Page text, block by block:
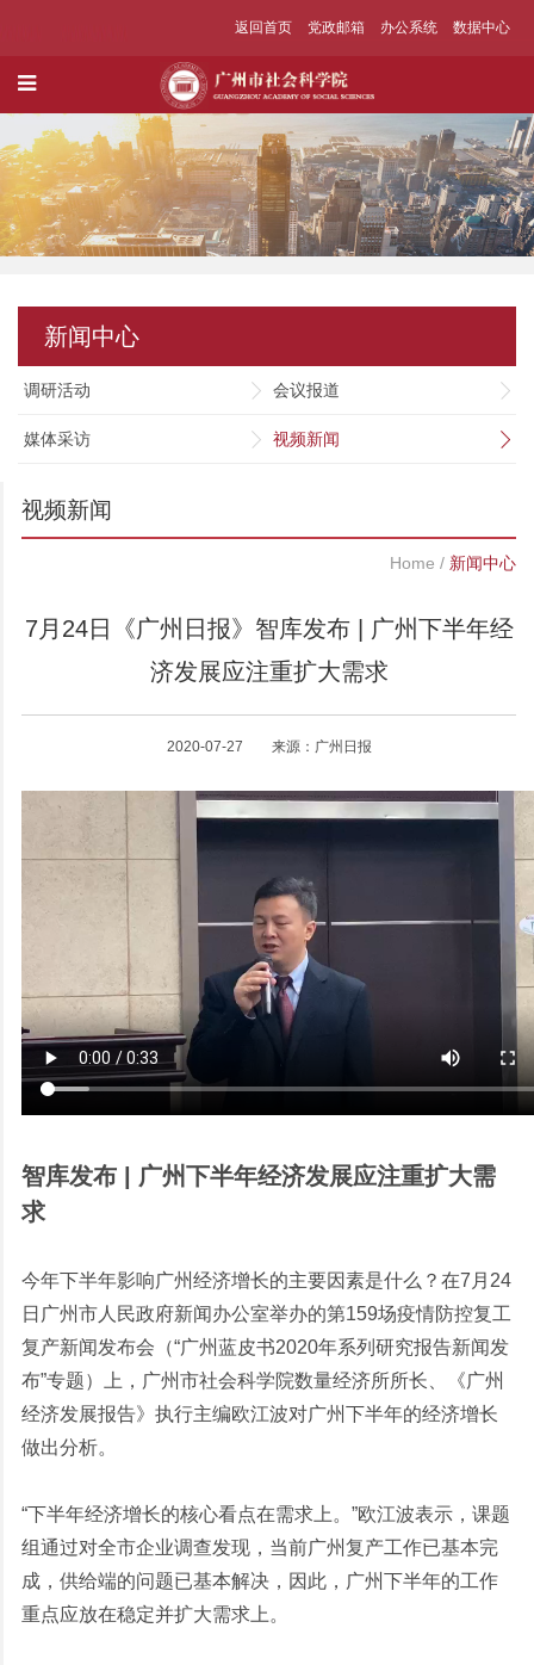
返回首页 党政邮箱 办公系统 数据中心
新闻中心
调研活动 会议报道
媒体采访 视频新闻
视频新闻
Home / 新闻中心
7月24日《广州日报》智库发布 | 广州下半年经
济发展应注重扩大需求
2020-07-27 来源：广州日报
智库发布 | 广州下半年经济发展应注重扩大需
求
今年下半年影响广州经济增长的主要因素是什么？在7月24
日广州市人民政府新闻办公室举办的第159场疫情防控复工
复产新闻发布会（“广州蓝皮书2020年系列研究报告新闻发
布”专题）上，广州市社会科学院数量经济所所长、《广州
经济发展报告》执行主编欧江波对广州下半年的经济增长
做出分析。
“下半年经济增长的核心看点在需求上。”欧江波表示，课题
组通过对全市企业调查发现，当前广州复产工作已基本完
成，供给端的问题已基本解决，因此，广州下半年的工作
重点应放在稳定并扩大需求上。